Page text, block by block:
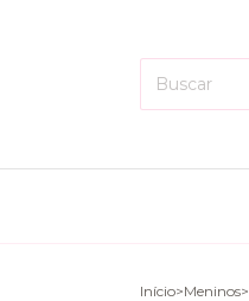
Início>Meninos>